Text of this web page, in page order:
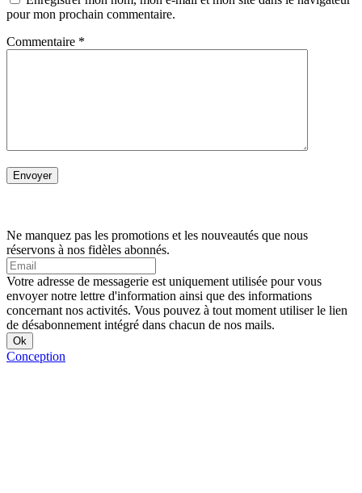
pour mon prochain commentaire.
Commentaire *
Ne manquez pas les promotions et les nouveautés que nous
réservons à nos fidèles abonnés.
Votre adresse de messagerie est uniquement utilisée pour vous
envoyer notre lettre d'information ainsi que des informations
concernant nos activités. Vous pouvez à tout moment utiliser le lien
de désabonnement intégré dans chacun de nos mails.
Conception